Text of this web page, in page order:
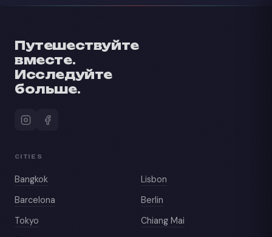
Путешествуйте
вместе.
Исследуйте
больше.
CITIES
Bangkok
Lisbon
Barcelona
Berlin
Tokyo
Chiang Mai